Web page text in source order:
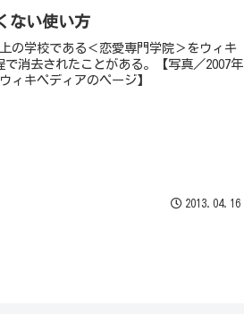
ない使い方
の学校である＜恋愛専門学院＞をウィキ
消去されたことがある。【写真／2007年
ィキペディアのページ】
2013.04.16